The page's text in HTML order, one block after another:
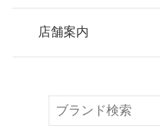
お申込み
または梱包材不要の
店舗案内